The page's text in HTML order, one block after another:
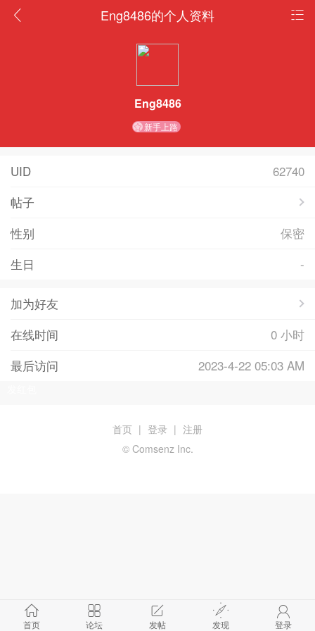
Eng8486的个人资料
Eng8486
新手上路
UID
62740
帖子
性别
保密
生日
-
加为好友
在线时间
0 小时
最后访问
2023-4-22 05:03 AM
首页 论坛 发帖 发现 登录
首页 | 登录 | 注册
© Comsenz Inc.